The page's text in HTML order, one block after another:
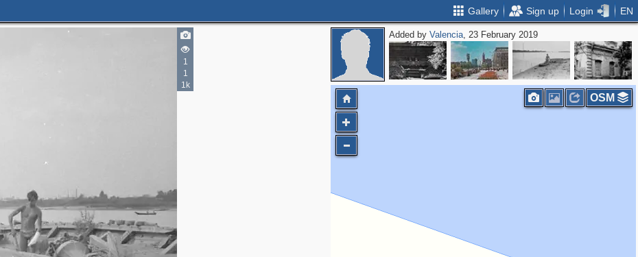
Gallery Sign up Login EN
1
1
1k
Added byValencia, 23 February 2019
OSM